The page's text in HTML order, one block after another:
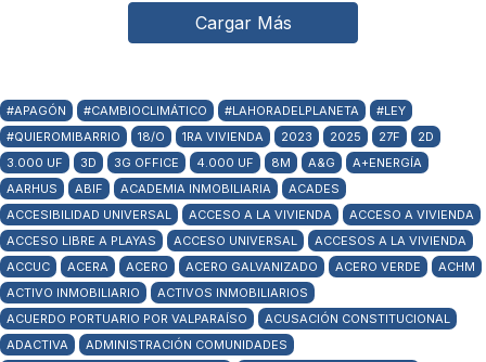
Cargar Más
#APAGÓN #CAMBIOCLIMÁTICO #LAHORADELPLANETA
#LEY
#QUIEROMIBARRIO
18/O 1RA VIVIENDA 2023 2025 27F
2D
3.000 UF
3D 3G OFFICE 4.000 UF 8M A&G
A+ENERGÍA
AARHUS
ABIF ACADEMIA INMOBILIARIA
ACADES
ACCESIBILIDAD UNIVERSAL
ACCESO A LA VIVIENDA
ACCESO A VIVIENDA
ACCESO LIBRE A PLAYAS
ACCESO UNIVERSAL
ACCESOS A LA VIVIENDA
ACCUC
ACERA ACERO ACERO GALVANIZADO ACERO VERDE
ACHM
ACTIVO INMOBILIARIO
ACTIVOS INMOBILIARIOS
ACUERDO PORTUARIO POR VALPARAÍSO
ACUSACIÓN CONSTITUCIONAL
ADACTIVA
ADMINISTRACIÓN COMUNIDADES